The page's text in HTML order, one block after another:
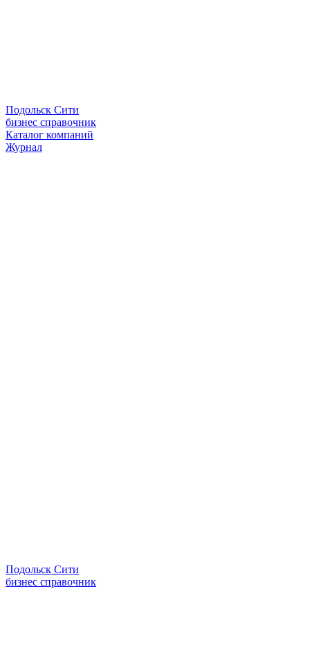
Подольск Сити
бизнес справочник
Каталог компаний
Журнал
Подольск Сити
бизнес справочник